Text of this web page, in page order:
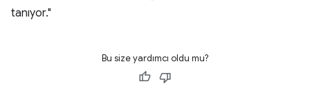
tanıyor."
Bu size yardımcı oldu mu?